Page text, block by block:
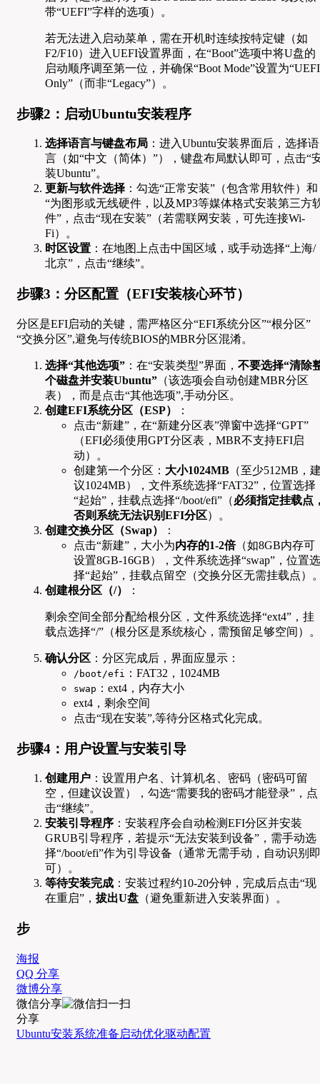
带“UEFI”字样的选项）。
若无法进入启动菜单，需在开机时连续按特定键（如
F2/F10）进入UEFI设置界面，在“Boot”选项中将U盘的
启动顺序调至第一位，并确保“Boot Mode”设置为“UEFI
Only”（而非“Legacy”）。
步骤2：启动Ubuntu安装程序
选择语言与键盘布局 ：进入Ubuntu安装界面后，选择语
言（如“中文（简体）”），键盘布局默认即可，点击“
装Ubuntu”。
更新与软件选择 ：勾选“正常安装”（包含常用软件）和
“为图形或无线硬件，以及MP3等媒体格式安装第三方
件”，点击“现在安装”（若需联网安装，可先连接Wi-
Fi）。
时区设置 ：在地图上点击中国区域，或手动选择“上海/
北京”，点击“继续”。
步骤3：分区配置（EFI安装核心环节）
分区是EFI启动的关键，需严格区分“EFI系统分区”“根分区”
“交换分区”,避免与传统BIOS的MBR分区混淆。
选择“其他选项” ：在“安装类型”界面， 不要选择“清除
个磁盘并安装Ubuntu” （该选项会自动创建MBR分区
表），而是点击“其他选项”,手动分区。
创建EFI系统分区（ESP）
：
点击“新建”，在“新建分区表”弹窗中选择“GPT”
（EFI必须使用GPT分区表，MBR不支持EFI启
动）。
创建第一个分区： 大小1024MB （至少512MB，
议1024MB），文件系统选择“FAT32”，位置选择
“起始”，挂载点选择“/boot/efi”（必须指定挂载点
否则系统无法识别EFI分区）。
创建交换分区（Swap）
：
点击“新建”，大小为内存的1-2倍（如8GB内存可
设置8GB-16GB），文件系统选择“swap”，位置选
择“起始”，挂载点留空（交换分区无需挂载点）
创建根分区（/）
：
剩余空间全部分配给根分区，文件系统选择“ext4”，挂
载点选择“/”（根分区是系统核心，需预留足够空间）。
确认分区 ：分区完成后，界面应显示：
/boot/efi ：FAT32，1024MB
swap ：ext4，内存大小
ext4，剩余空间
点击“现在安装”,等待分区格式化完成。
步骤4：用户设置与安装引导
创建用户 ：设置用户名、计算机名、密码（密码可留
空，但建议设置），勾选“需要我的密码才能登录”，点
击“继续”。
安装引导程序 ：安装程序会自动检测EFI分区并安装
GRUB引导程序，若提示“无法安装到设备”，需手动选
择“/boot/efi”作为引导设备（通常无需手动，自动识别即
可）。
等待安装完成 ：安装过程约10-20分钟，完成后点击“现
在重启”， 拔出U盘 （避免重新进入安装界面）。
步
海报
QQ 分享
微博分享
微信分享
分享
Ubuntu安装系统准备 启动优化驱动配置